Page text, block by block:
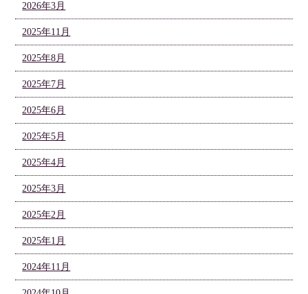
2026年3月
2025年11月
2025年8月
2025年7月
2025年6月
2025年5月
2025年4月
2025年3月
2025年2月
2025年1月
2024年11月